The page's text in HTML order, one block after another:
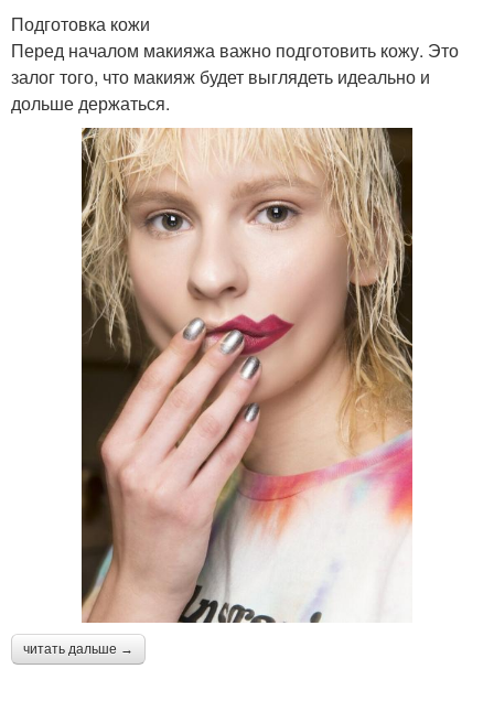
Подготовка кожи
Перед началом макияжа важно подготовить кожу. Это
залог того, что макияж будет выглядеть идеально и
дольше держаться.
читать дальше →